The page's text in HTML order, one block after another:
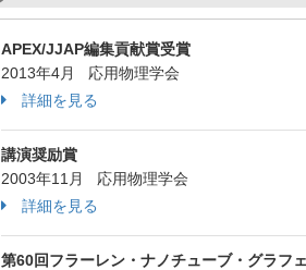
APEX/JJAP編集貢献賞受賞
2013年4月 応用物理学会
詳細を見る
講演奨励賞
2003年11月 応用物理学会
詳細を見る
第60回フラーレン・ナノチューブ・グラフ